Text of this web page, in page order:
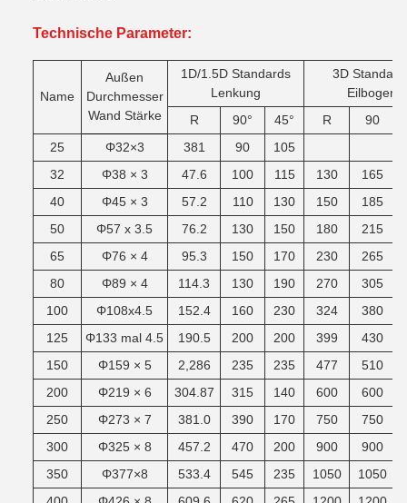
Technische Parameter:
Name
Außen
Durchmesser
Wand Stärke
1D/1.5D Standards
Lenkung
3D
Eilbogen
R
90° 45° R
90
25
Φ32×3 381 90
105
32
Φ38 × 3 47.6 100 115 130
165
40
Φ45 × 3 57.2 110 130 150 185
50
Φ57 x 3.5 76.2 130 150 180
215
65
Φ76 × 4 95.3 150 170 230 265
80
Φ89 × 4 114.3 130 190 270 305
100
Φ108x4.5 152.4 160 230 324 380
125
Φ133 mal 4.5 190.5 200 200 399 430
150
Φ159 × 5 2,286 235 235 477 510
200
Φ219 × 6 304.87 315 140 600 600
250
Φ273 × 7 381.0 390 170 750 750
300
Φ325 × 8 457.2 470 200 900 900
350
Φ377×8 533.4 545 235 1050 1050